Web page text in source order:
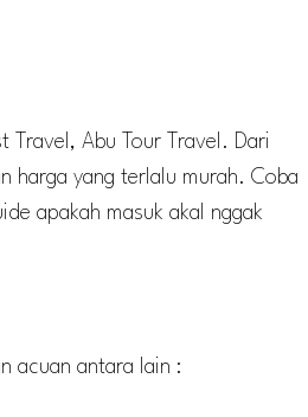
Travel, Abu Tour Travel. Dari
harga yang terlalu murah. Coba
apakah masuk akal nggak
acuan antara lain :